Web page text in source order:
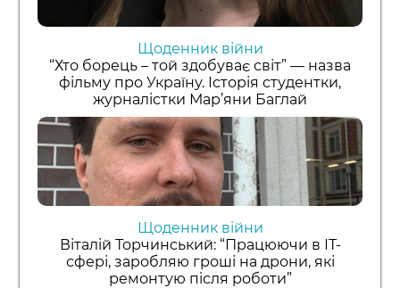
Щоденник війни
“Хто борець – той здобуває світ” — назва
фільму про Україну. Історія студентки,
журналістки Мар’яни Баглай
Щоденник війни
Віталій Торчинський: “Працюючи в ІТ-
сфері, заробляю гроші на дрони, які
ремонтую після роботи”